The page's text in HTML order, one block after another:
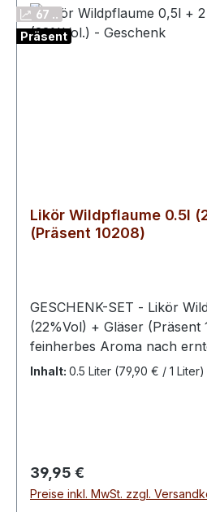
Schwechower Obstbrennerei
Mecklenburg-Vorpommern,
67 ..
Präsent
Likör Wildpflaume 0.5l
(Präsent 10208)
GESCHENK-SET - Likör Wildpflaume 0.5l
(22%Vol) + Gläser (Präsent
feinherbes Aroma nach
trifft bei unserem
im August mirabellenartige,
hervorbringt. Die hoch
Wildpflaumen sind die
Inhalt: 0.5 Liter (79,90 € / 1 Liter)
Regulärer Preis:
39,95 €
Preise inkl. MwSt. zzgl.